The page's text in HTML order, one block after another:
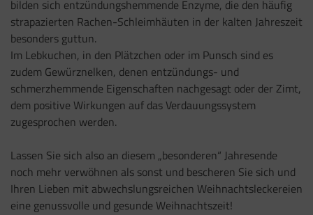
bilden sich entzündungshemmende Enzyme, die den häufig
strapazierten Rachen-Schleimhäuten in der kalten Jahreszeit
besonders guttun.
Im Lebkuchen, in den Plätzchen oder im Punsch sind es
zudem Gewürznelken, denen entzündungs- und
schmerzhemmende Eigenschaften nachgesagt oder der Zimt,
dem positive Wirkungen auf das Verdauungssystem
zugesprochen werden.
Lassen Sie sich also an diesem „besonderen“ Jahresende
noch mehr verwöhnen als sonst und bescheren Sie sich und
Ihren Lieben mit abwechslungsreichen Weihnachtsleckereien
eine genussvolle und gesunde Weihnachtszeit!